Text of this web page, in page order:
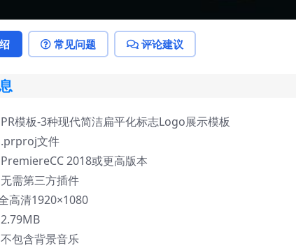
常见问题 评论建议
PR模板-3种现代简洁扁平化标志Logo展示模板
.prproj文件
PremiereCC 2018或更高版本
无需第三方插件
高清1920×1080
2.79MB
不包含背景音乐